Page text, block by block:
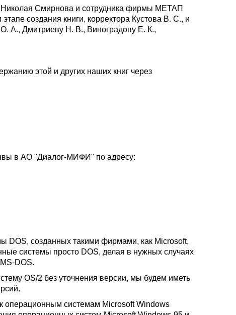
Николая Смирнова и сотрудника фирмы МЕТАП
создания книги, корректора Кустова В. С., и
А., Дмитриеву Н. В., Виноградову Е. К.,
этой и других наших книг через
в АО "Диалог-МИФИ" по адресу:
DOS, созданных такими фирмами, как Microsoft,
системы просто DOS, делая в нужных случаях
DOS.
OS/2 без уточнения версии, мы будем иметь
операционным системам Microsoft Windows